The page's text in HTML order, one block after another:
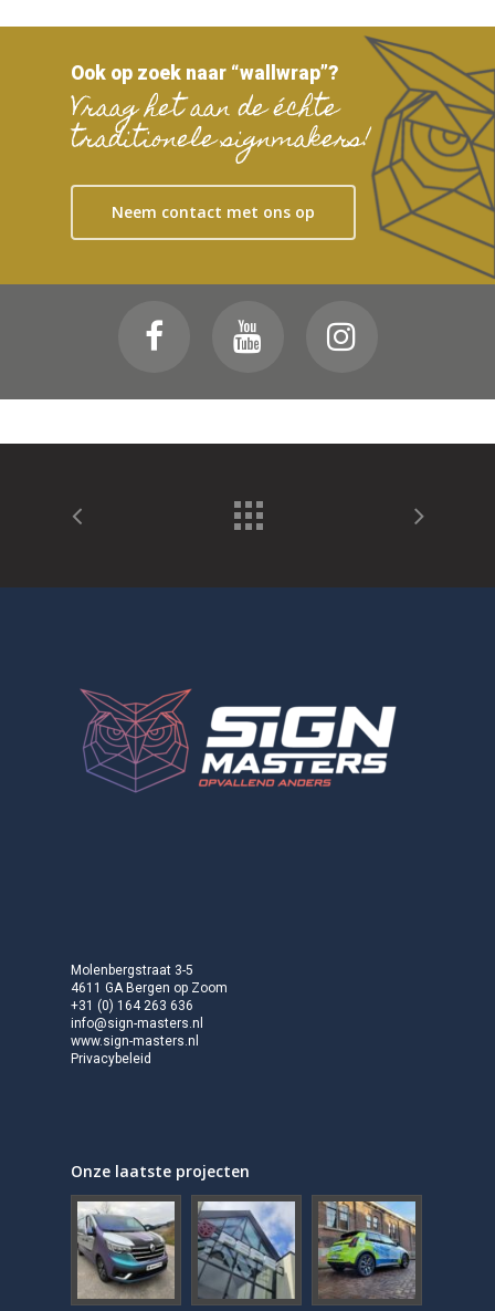
Ook op zoek naar “wallwrap”?
Vraag het aan de échte
traditionele signmakers!
Neem contact met ons op
Molenbergstraat 3-5
4611 GA Bergen op Zoom
+31 (0) 164 263 636
info@sign-masters.nl
www.sign-masters.nl
Privacybeleid
Onze laatste projecten